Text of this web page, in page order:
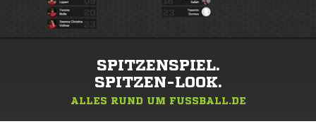
SPITZENSPIEL.
SPITZEN-LOOK.
ALLES RUND UM FUSSBALL.DE